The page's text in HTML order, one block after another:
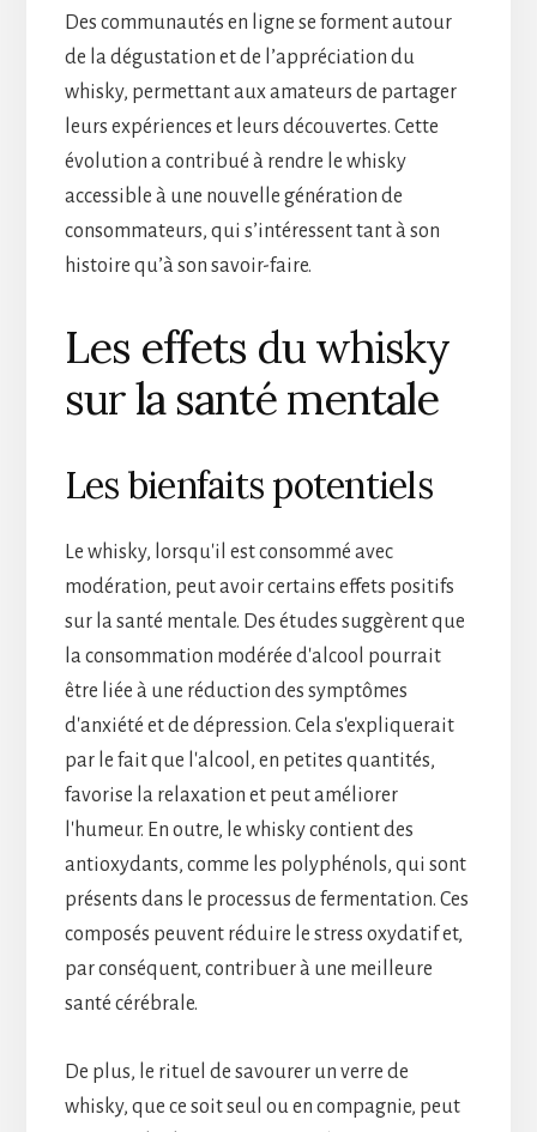
Des communautés en ligne se forment autour
de la dégustation et de l’appréciation du
whisky, permettant aux amateurs de partager
leurs expériences et leurs découvertes. Cette
évolution a contribué à rendre le whisky
accessible à une nouvelle génération de
consommateurs, qui s’intéressent tant à son
histoire qu’à son savoir-faire.
Les effets du whisky
sur la santé mentale
Les bienfaits potentiels
Le whisky, lorsqu'il est consommé avec
modération, peut avoir certains effets positifs
sur la santé mentale. Des études suggèrent que
la consommation modérée d'alcool pourrait
être liée à une réduction des symptômes
d'anxiété et de dépression. Cela s'expliquerait
par le fait que l'alcool, en petites quantités,
favorise la relaxation et peut améliorer
l'humeur. En outre, le whisky contient des
antioxydants, comme les polyphénols, qui sont
présents dans le processus de fermentation. Ces
composés peuvent réduire le stress oxydatif et,
par conséquent, contribuer à une meilleure
santé cérébrale.
De plus, le rituel de savourer un verre de
whisky, que ce soit seul ou en compagnie, peut